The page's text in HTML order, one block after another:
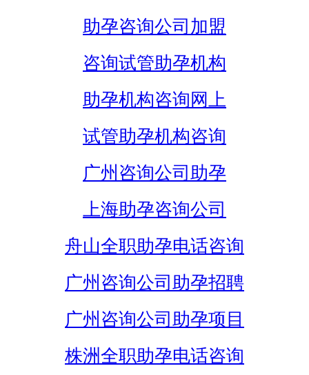
助孕咨询公司加盟
咨询试管助孕机构
助孕机构咨询网上
试管助孕机构咨询
广州咨询公司助孕
上海助孕咨询公司
舟山全职助孕电话咨询
广州咨询公司助孕招聘
广州咨询公司助孕项目
株洲全职助孕电话咨询